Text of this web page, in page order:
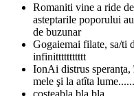
Romaniti vine a ride
asteptarile poporului
de buzunar
Gogaiemai filate, sa/ti
infinittttttttttt
IonAi distrus speranţa,
mele şi la atîta
costeabla bla bla